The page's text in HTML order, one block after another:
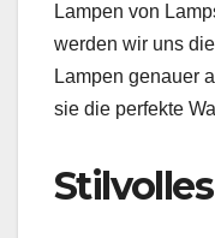
Lampen von
werden wir uns
Lampen genauer
sie die perfekte